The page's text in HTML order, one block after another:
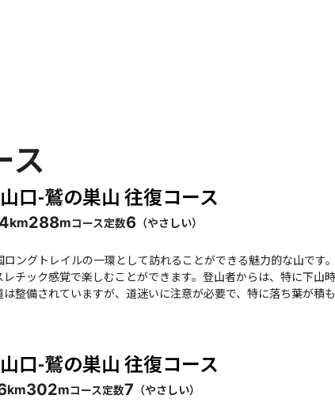
ス
口-鷲の巣山 往復コース
km288mコース定数6 （やさしい）
ロングトレイルの一環として訪れることができる魅力的な山で
レチック感覚で楽しむことができます。登山者からは、特に下山
整備されていますが、道迷いに注意が必要で、特に落ち葉が積もった場
ドベンチャーを楽しみたい方にはぴったりです。特に、家族連
、登山後には「道の駅奥久慈だいご」で温泉に入ることができ
体的に、鷲の巣山は自然の美しさを感じながら、少しの冒険を楽しむことができる素
トです。季節ごとの魅力を感じながら、ぜひ訪れてみてください。
口-鷲の巣山 往復コース
km302mコース定数7 （やさしい）